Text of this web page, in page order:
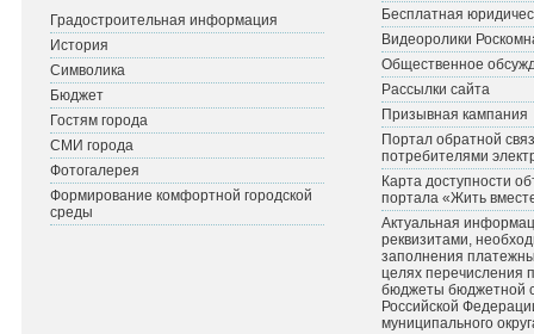
Градостроительная информация
История
Символика
Бюджет
Гостям города
СМИ города
Фотогалерея
Формирование комфортной городской
среды
Бесплатная
Видеоролики
Общественное
Рассылки сайта
Призывная кампания
Портал обратной
потребителями
Карта доступности
портала «Жить
Актуальная
реквизитами,
заполнения
целях перечисления
бюджеты бюджетной
Российской
муниципального